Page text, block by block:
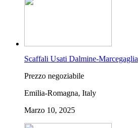
Scaffali Usati Dalmine-Marcegaglia
Prezzo negoziabile
Emilia-Romagna, Italy
Marzo 10, 2025